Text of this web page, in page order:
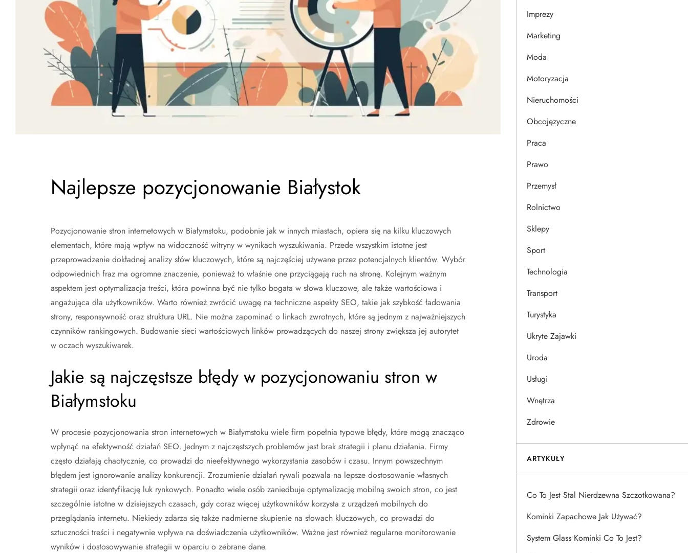
Najlepsze pozycjonowanie Białystok
Pozycjonowanie stron internetowych w Białymstoku, podobnie jak w innych miastach, opiera się na kilku kluczowych
elementach, które mają wpływ na widoczność witryny w wynikach wyszukiwania. Przede wszystkim istotne jest
przeprowadzenie dokładnej analizy słów kluczowych, które są najczęściej używane przez potencjalnych klientów. Wybór
odpowiednich fraz ma ogromne znaczenie, ponieważ to właśnie one przyciągają ruch na stronę. Kolejnym ważnym
aspektem jest optymalizacja treści, która powinna być nie tylko bogata w słowa kluczowe, ale także wartościowa i
angażująca dla użytkowników. Warto również zwrócić uwagę na techniczne aspekty SEO, takie jak szybkość ładowania
strony, responsywność oraz struktura URL. Nie można zapominać o linkach zwrotnych, które są jednym z najważniejszych
czynników rankingowych. Budowanie sieci wartościowych linków prowadzących do naszej strony zwiększa jej autorytet
w oczach wyszukiwarek.
Jakie są najczęstsze błędy w pozycjonowaniu stron w
Białymstoku
W procesie pozycjonowania stron internetowych w Białymstoku wiele firm popełnia typowe błędy, które mogą znacząco
wpłynąć na efektywność działań SEO. Jednym z najczęstszych problemów jest brak strategii i planu działania. Firmy
często działają chaotycznie, co prowadzi do nieefektywnego wykorzystania zasobów i czasu. Innym powszechnym
błędem jest ignorowanie analizy konkurencji. Zrozumienie działań rywali pozwala na lepsze dostosowanie własnych
strategii oraz identyfikację luk rynkowych. Ponadto wiele osób zaniedbuje optymalizację mobilną swoich stron, co jest
szczególnie istotne w dzisiejszych czasach, gdy coraz więcej użytkowników korzysta z urządzeń mobilnych do
przeglądania internetu. Niekiedy zdarza się także nadmierne skupienie na słowach kluczowych, co prowadzi do
sztuczności treści i negatywnie wpływa na doświadczenia użytkowników. Ważne jest również regularne monitorowanie
wyników i dostosowywanie strategii w oparciu o zebrane dane.
Imprezy
Marketing
Moda
Motoryzacja
Nieruchomości
Obcojęzyczne
Praca
Prawo
Przemysł
Rolnictwo
Sklepy
Sport
Technologia
Transport
Turystyka
Ukryte Zajawki
Uroda
Usługi
Wnętrza
Zdrowie
ARTYKUŁY
Co To Jest Stal Nierdzewna Szczotkowana?
Kominki Zapachowe Jak Używać?
System Glass Kominki Co To Jest?